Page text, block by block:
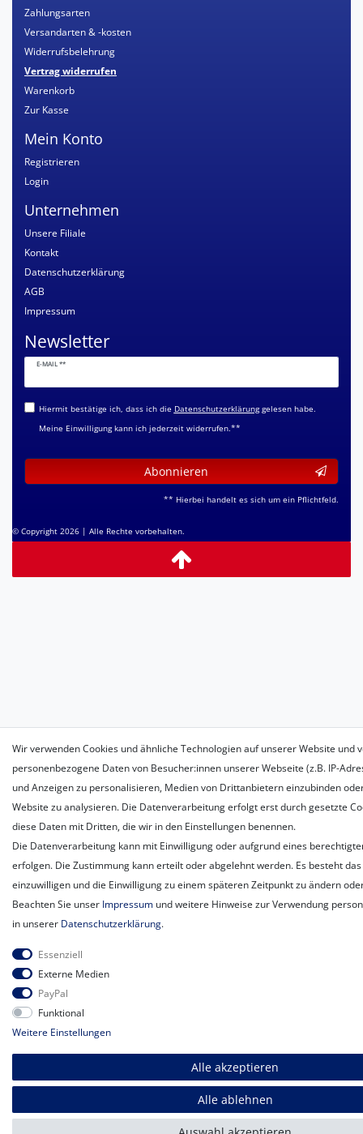
Zahlungsarten
Versandarten & -kosten
Widerrufsbelehrung
Vertrag widerrufen
Warenkorb
Zur Kasse
Mein Konto
Registrieren
Login
Unternehmen
Unsere Filiale
Kontakt
Datenschutzerklärung
AGB
Impressum
Newsletter
E-MAIL **
Newsletter
Honig
Hiermit bestätige ich, dass ich die Daten­schutz­erklärunggelesen habe.
Meine Einwilligung kann ich jederzeit widerrufen.**
Abonnieren
** Hierbei handelt es sich um ein Pflichtfeld.
© Copyright 2026 | Alle Rechte vorbehalten.
Wir verwenden Cookies und ähnliche Technologien auf unserer Website und
personenbezogene Daten von Besucher:innen unserer Webseite (z.B. IP-
und Anzeigen zu personalisieren, Medien von Drittanbietern einzubinden
Website zu analysieren. Die Datenverarbeitung erfolgt erst durch gesetzte
diese Daten mit Dritten, die wir in den Einstellungen benennen.
Die Datenverarbeitung kann mit Einwilligung oder aufgrund eines
erfolgen. Die Zustimmung kann erteilt oder abgelehnt werden. Es besteht das
einzuwilligen und die Einwilligung zu einem späteren Zeitpunkt zu ändern
Beachten Sie unser Impressum und weitere Hinweise zur Verwendung
in unserer Daten­schutz­erklärung.
Essenziell
Externe Medien
PayPal
Funktional
Weitere Einstellungen
Alle akzeptieren
Alle ablehnen